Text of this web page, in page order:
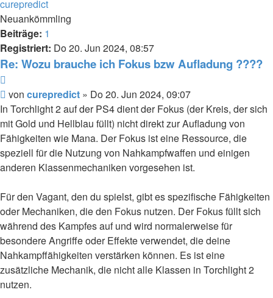
oben
curepredict
Neuankömmling
Beiträge: 1
Registriert: Do 20. Jun 2024, 08:57
Re: Wozu brauche ich Fokus bzw Aufladung ????
Beitrag
von curepredict » Do 20. Jun 2024, 09:07
In Torchlight 2 auf der PS4 dient der Fokus (der Kreis, der sich
mit Gold und Hellblau füllt) nicht direkt zur Aufladung von
Fähigkeiten wie Mana. Der Fokus ist eine Ressource, die
speziell für die Nutzung von Nahkampfwaffen und einigen
anderen Klassenmechaniken vorgesehen ist.
Für den Vagant, den du spielst, gibt es spezifische Fähigkeiten
oder Mechaniken, die den Fokus nutzen. Der Fokus füllt sich
während des Kampfes auf und wird normalerweise für
besondere Angriffe oder Effekte verwendet, die deine
Nahkampffähigkeiten verstärken können. Es ist eine
zusätzliche Mechanik, die nicht alle Klassen in Torchlight 2
nutzen.